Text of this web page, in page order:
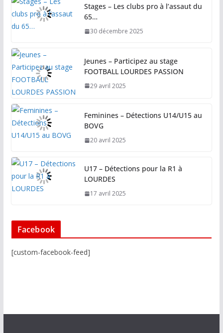
Stages – Les clubs pro à l’assaut du
65…
30 décembre 2025
Jeunes – Participez au stage
FOOTBALL LOURDES PASSION
29 avril 2025
Feminines – Détections U14/U15 au
BOVG
20 avril 2025
U17 – Détections pour la R1 à
LOURDES
17 avril 2025
Facebook
[custom-facebook-feed]